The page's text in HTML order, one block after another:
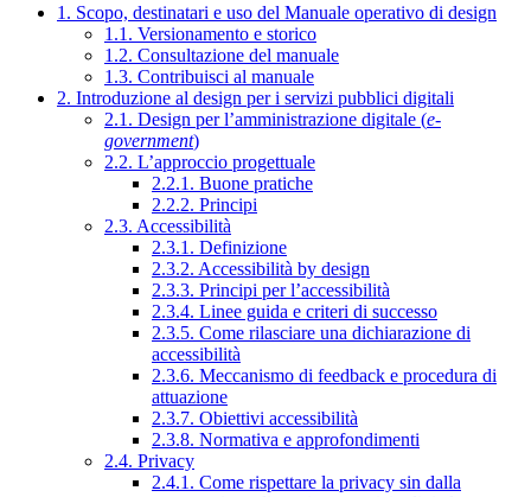
1. Scopo, destinatari e uso del Manuale operativo di design
1.1. Versionamento e storico
1.2. Consultazione del manuale
1.3. Contribuisci al manuale
2. Introduzione al design per i servizi pubblici digitali
2.1. Design per l’amministrazione digitale (e-
government)
2.2. L’approccio progettuale
2.2.1. Buone pratiche
2.2.2. Principi
2.3. Accessibilità
2.3.1. Definizione
2.3.2. Accessibilità by design
2.3.3. Principi per l’accessibilità
2.3.4. Linee guida e criteri di successo
2.3.5. Come rilasciare una dichiarazione di
accessibilità
2.3.6. Meccanismo di feedback e procedura di
attuazione
2.3.7. Obiettivi accessibilità
2.3.8. Normativa e approfondimenti
2.4. Privacy
2.4.1. Come rispettare la privacy sin dalla